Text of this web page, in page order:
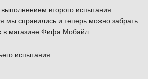
второго испытания
мы справились и теперь можно забрать
в магазине Фифа Мобайл.
испытания…